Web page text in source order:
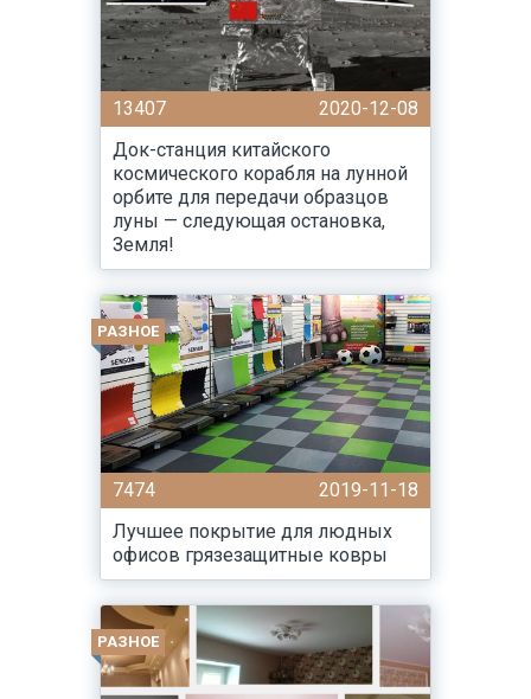
13407
2020-12-08
Док-станция китайского
космического корабля на лунной
орбите для передачи образцов
луны — следующая остановка,
Земля!
РАЗНОЕ
7474
2019-11-18
Лучшее покрытие для людных
офисов грязезащитные ковры
РАЗНОЕ